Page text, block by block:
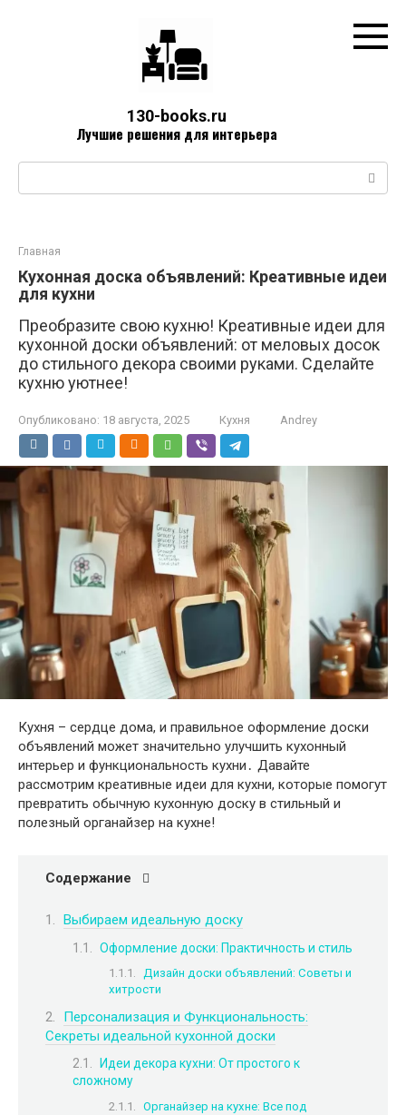
130-books.ru
Лучшие решения для интерьера
Главная
Кухонная доска объявлений: Креативные идеи
для кухни
Преобразите свою кухню! Креативные идеи для
кухонной доски объявлений: от меловых досок
до стильного декора своими руками. Сделайте
кухню уютнее!
Опубликовано: 18 августа, 2025 Кухня Andrey
Кухня – сердце дома, и правильное оформление доски
объявлений может значительно улучшить кухонный
интерьер и функциональность кухни․ Давайте
рассмотрим креативные идеи для кухни, которые помогут
превратить обычную кухонную доску в стильный и
полезный органайзер на кухне!
Содержание
Выбираем идеальную доску
Оформление доски: Практичность и стиль
Дизайн доски объявлений: Советы и
хитрости
Персонализация и Функциональность:
Секреты идеальной кухонной доски
Идеи декора кухни: От простого к
сложному
Органайзер на кухне: Все под